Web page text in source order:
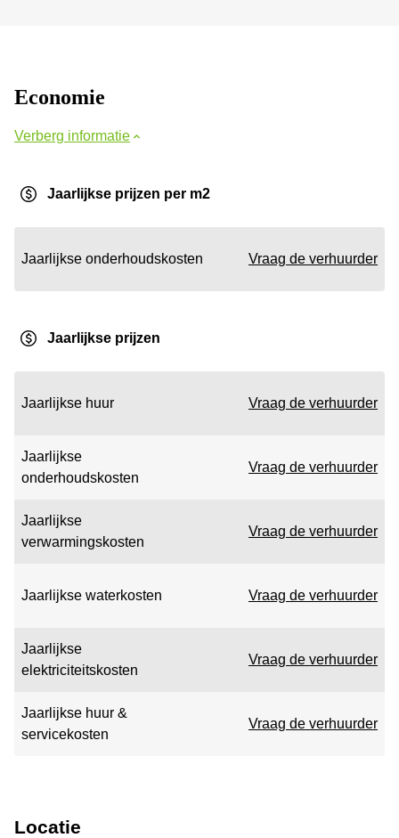
Economie
Verberg informatie
Jaarlijkse prijzen per m2
Jaarlijkse onderhoudskosten Vraag de verhuurder
Jaarlijkse prijzen
Jaarlijkse huur Vraag de verhuurder
Jaarlijkse
onderhoudskosten
Vraag de verhuurder
Jaarlijkse
verwarmingskosten
Vraag de verhuurder
Jaarlijkse waterkosten Vraag de verhuurder
Jaarlijkse
elektriciteitskosten
Vraag de verhuurder
Jaarlijkse huur &
servicekosten
Vraag de verhuurder
Locatie